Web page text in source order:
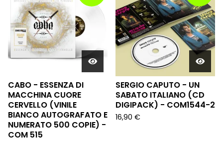
CABO - ESSENZA DI
MACCHINA CUORE
CERVELLO (VINILE
BIANCO AUTOGRAFATO E
NUMERATO 500 COPIE) -
COM 515
SERGIO CAPUTO - UN
SABATO ITALIANO (CD
DIGIPACK) - COM1544-2
16,90 €